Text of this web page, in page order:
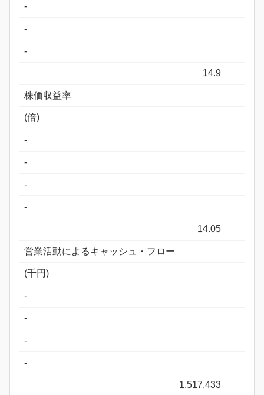
-
-
-
14.9
株価収益率
(倍)
-
-
-
-
14.05
営業活動によるキャッシュ・フロー
(千円)
-
-
-
-
1,517,433